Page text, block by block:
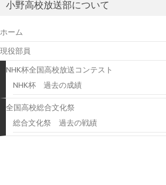
小野高校放送部について
ホーム
現役部員
NHK杯全国高校放送コンテスト
NHK杯 過去の成績
全国高校総合文化祭
総合文化祭 過去の戦績